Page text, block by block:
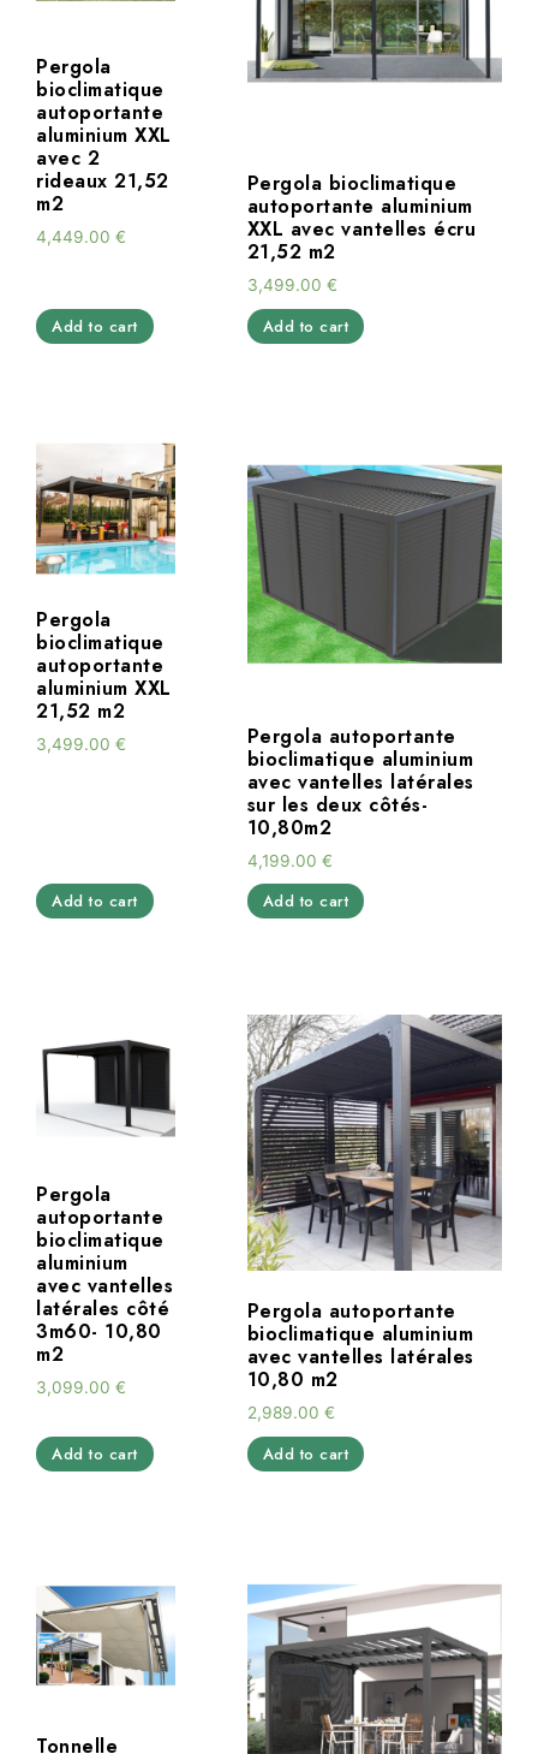
Pergola
bioclimatique
autoportante
aluminium XXL
avec 2
rideaux 21,52
m2
4,449.00 €
Add to cart
Pergola bioclimatique
autoportante aluminium
XXL avec vantelles écru
21,52 m2
3,499.00 €
Add to cart
Pergola
bioclimatique
autoportante
aluminium XXL
21,52 m2
3,499.00 €
Add to cart
Pergola autoportante
bioclimatique aluminium
avec vantelles latérales
sur les deux côtés-
10,80m2
4,199.00 €
Add to cart
Pergola
autoportante
bioclimatique
aluminium
avec vantelles
latérales côté
3m60- 10,80
m2
3,099.00 €
Add to cart
Pergola autoportante
bioclimatique aluminium
avec vantelles latérales
10,80 m2
2,989.00 €
Add to cart
Tonnelle